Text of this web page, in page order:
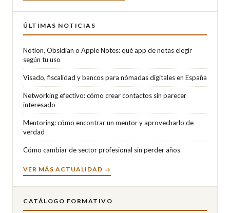
ÚLTIMAS NOTICIAS
Notion, Obsidian o Apple Notes: qué app de notas elegir
según tu uso
Visado, fiscalidad y bancos para nómadas digitales en España
Networking efectivo: cómo crear contactos sin parecer
interesado
Mentoring: cómo encontrar un mentor y aprovecharlo de
verdad
Cómo cambiar de sector profesional sin perder años
VER MÁS ACTUALIDAD →
CATÁLOGO FORMATIVO